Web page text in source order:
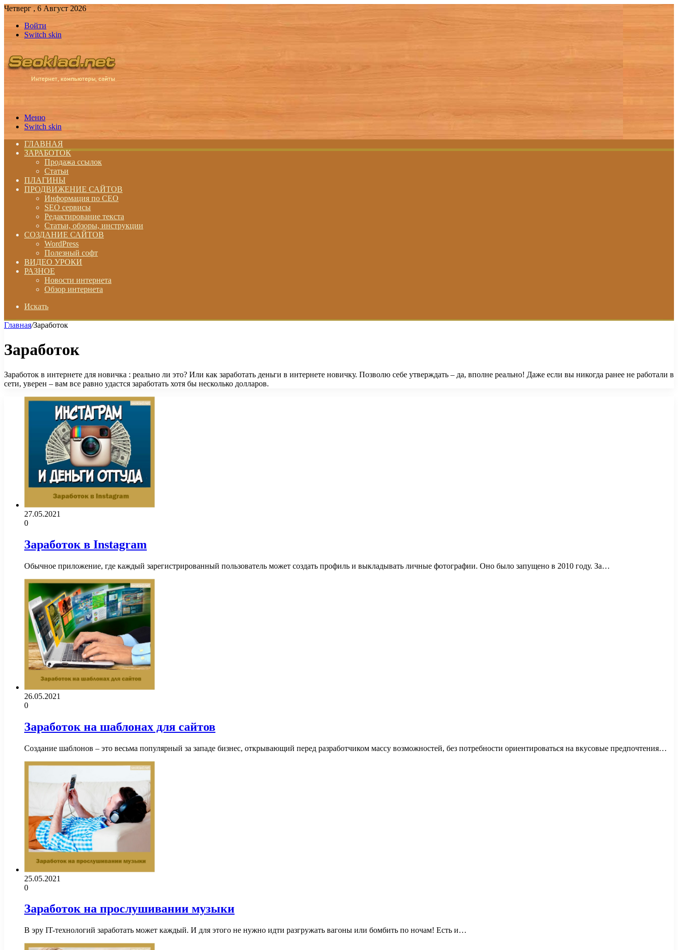
Четверг , 6 Август 2026
Войти
Switch skin
Меню
Switch skin
ГЛАВНАЯ
ЗАРАБОТОК
Продажа ссылок
Статьи
ПЛАГИНЫ
ПРОДВИЖЕНИЕ САЙТОВ
Информация по СЕО
SEO сервисы
Редактирование текста
Статьи, обзоры, инструкции
СОЗДАНИЕ САЙТОВ
WordPress
Полезный софт
ВИДЕО УРОКИ
РАЗНОЕ
Новости интернета
Обзор интернета
Искать
Главная/Заработок
Заработок
Заработок в интернете для новичка : реально ли это? Или как заработать деньги в интернете новичку. Позволю себе утверждать – да, вполне реально! Даже если вы никогда ранее не работали в
сети, уверен – вам все равно удастся заработать хотя бы несколько долларов.
27.05.2021
0
Заработок в Instagram
Обычное приложение, где каждый зарегистрированный пользователь может создать профиль и выкладывать личные фотографии. Оно было запущено в 2010 году. За…
26.05.2021
0
Заработок на шаблонах для сайтов
Создание шаблонов – это весьма популярный за западе бизнес, открывающий перед разработчиком массу возможностей, без потребности ориентироваться на вкусовые предпочтения…
25.05.2021
0
Заработок на прослушивании музыки
В эру IT-технологий заработать может каждый. И для этого не нужно идти разгружать вагоны или бомбить по ночам! Есть и…